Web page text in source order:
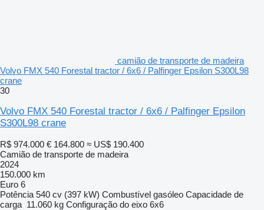
camião de transporte de madeira
Volvo FMX 540 Forestal tractor / 6x6 / Palfinger Epsilon S300L98
crane
30
Volvo FMX 540 Forestal tractor / 6x6 / Palfinger Epsilon
S300L98 crane
R$ 974.000 € 164.800 ≈ US$ 190.400
Camião de transporte de madeira
2024
150.000 km
Euro 6
Potência 540 cv (397 kW) Combustível gasóleo Capacidade de
carga 11.060 kg Configuração do eixo 6x6